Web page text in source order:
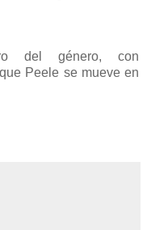
del género, con
Peele se mueve en